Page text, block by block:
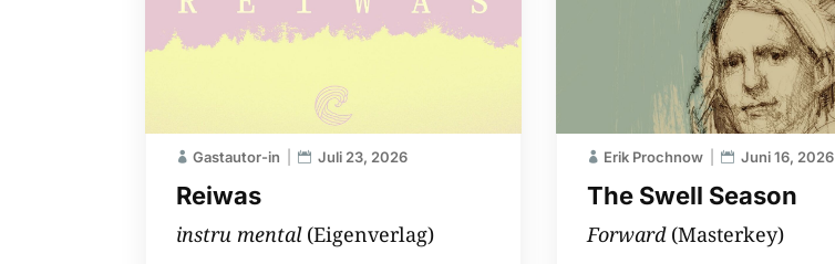
Reiwas
Gastautor-in Juli 23, 2026
instru mental(Eigenverlag)
The Swell Season
Erik Prochnow Juni 16, 2026
Forward (Masterkey)